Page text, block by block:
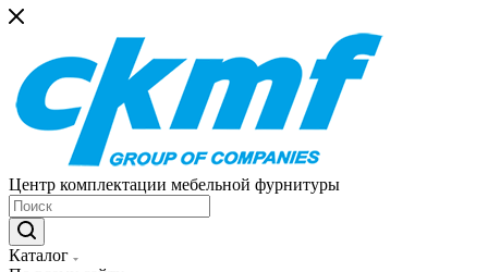
Центр комплектации мебельной фурнитуры
Каталог